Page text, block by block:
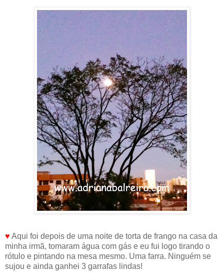
♥ Aqui foi depois de uma noite de torta de frango na casa da
minha irmã, tomaram água com gás e eu fui logo tirando o
rótulo e pintando na mesa mesmo. Uma farra. Ninguém se
sujou e ainda ganhei 3 garrafas lindas!